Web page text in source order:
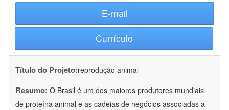
E-mail
Currículo
Título do Projeto:reprodução animal
Resumo: O Brasil é um dos maiores produtores mundiais
de proteína animal e as cadeias de negócios associadas a